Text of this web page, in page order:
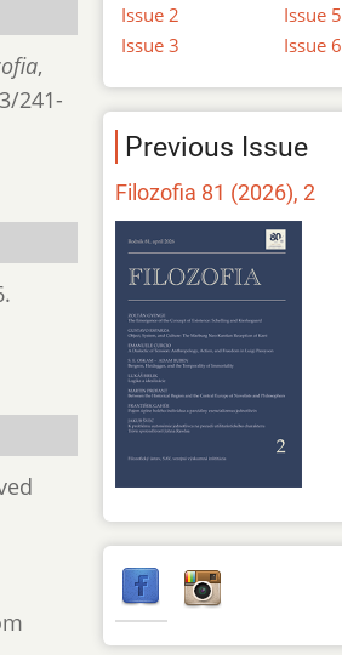
,
241-
Issue 2
Issue 3
Issue 5
Issue 6
Previous Issue
Filozofia 81 (2026), 2